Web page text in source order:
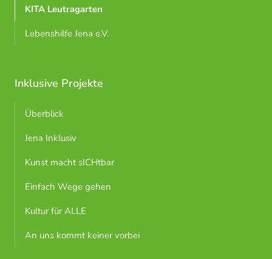
KITA Leutragarten
Lebenshilfe Jena e.V.
Inklusive Projekte
Überblick
Jena Inklusiv
Kunst macht sICHtbar
Einfach Wege gehen
Kultur für ALLE
An uns kommt keiner vorbei